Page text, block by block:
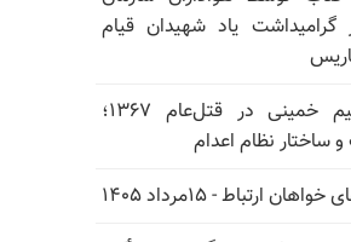
یاد شهیدان قیام
نقش مستقیم خمینی در قتل‌عام ۱۳۶۷؛
ساختار نظام اعدام
ارتباط - ۱۵مرداد ۱۴۰۵